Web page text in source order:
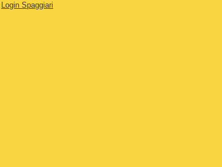
Login Spaggiari